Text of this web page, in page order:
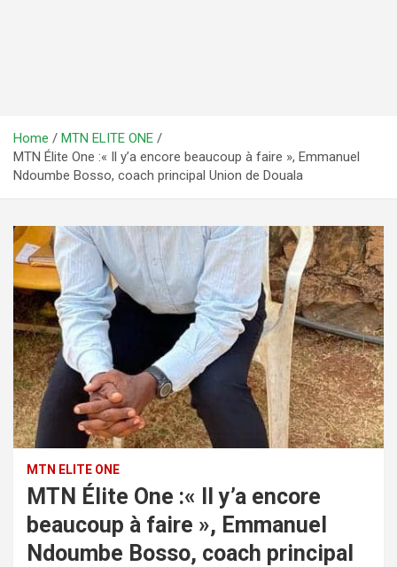
Home
MTN ELITE ONE
MTN Élite One :« Il y’a encore beaucoup à faire », Emmanuel
Ndoumbe Bosso, coach principal Union de Douala
MTN ELITE ONE
MTN Élite One :« Il y’a encore
beaucoup à faire », Emmanuel
Ndoumbe Bosso, coach principal